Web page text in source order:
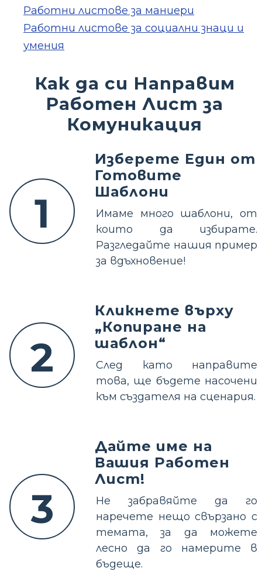
Работни листове за маниери
Работни листове за социални знаци и
умения
Как да си Направим
Работен Лист за
Комуникация
1
Изберете Един от
Готовите
Шаблони
Имаме много шаблони, от
които да избирате.
Разгледайте нашия пример
за вдъхновение!
2
Кликнете върху
„Копиране на
шаблон“
След като направите
това, ще бъдете насочени
към създателя на сценария.
3
Дайте име на
Вашия Работен
Лист!
Не забравяйте да го
наречете нещо свързано с
темата, за да можете
лесно да го намерите в
бъдеще.